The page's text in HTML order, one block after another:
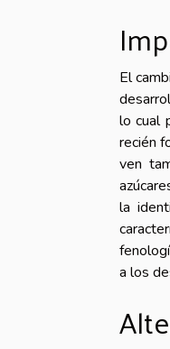
El
lo cual
recién
ven
la
a los